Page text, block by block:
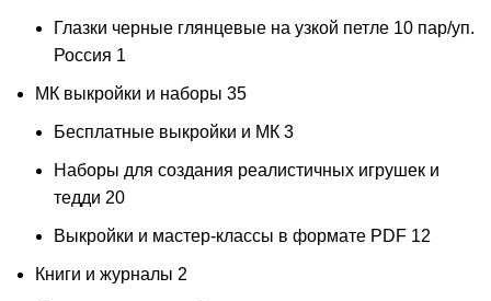
Глазки черные глянцевые на узкой петле 10 пар/уп.
Россия 1
МК выкройки и наборы 35
Бесплатные выкройки и МК 3
Наборы для создания реалистичных игрушек и
тедди 20
Выкройки и мастер-классы в формате PDF 12
Книги и журналы 2